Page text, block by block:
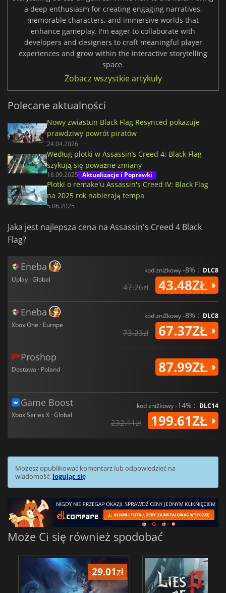
a deep enthusiasm for creating engaging narratives,
memorable characters, and immersive worlds that
enhance gameplay. I'm eager to collaborate with
developers and designers to craft meaningful player
experiences and grow within the interactive storytelling
space.
Zobacz wszystkie artykuły
Polecane aktualności
Nowy zwiastun Black Flag Resynced pokazuje
prawdziwy powrót piratów
24.04.2026
Według plotki w Assassin’s Creed 4: Black Flag
szykują się poważne zmiany
18.09.2025 Aktualizacje i Poprawki
Plotki o remake'u Assassin's Creed IV: Black Flag
na 2025 rok nabierają tempa
5.06.2025
Jaka jest najlepsza cena na Assassin's Creed 4 Black
Flag?
Eneba
Uplay · Global
kod zniżkowy-8% : DLC8
47.26zł 43.48ZŁ
Eneba
Xbox One · Europe
kod zniżkowy-8% : DLC8
73.23zł 67.37ZŁ
Proshop
Dostawa · Poland 87.99ZŁ
Game Boost
Xbox Series X · Global
kod zniżkowy-14% : DLC14
232.11zł 199.61ZŁ
Możesz opublikować komentarz lub odpowiedzieć na
wiadomość, logując się
Może Ci się również spodobać
29.01zł 66.54zł